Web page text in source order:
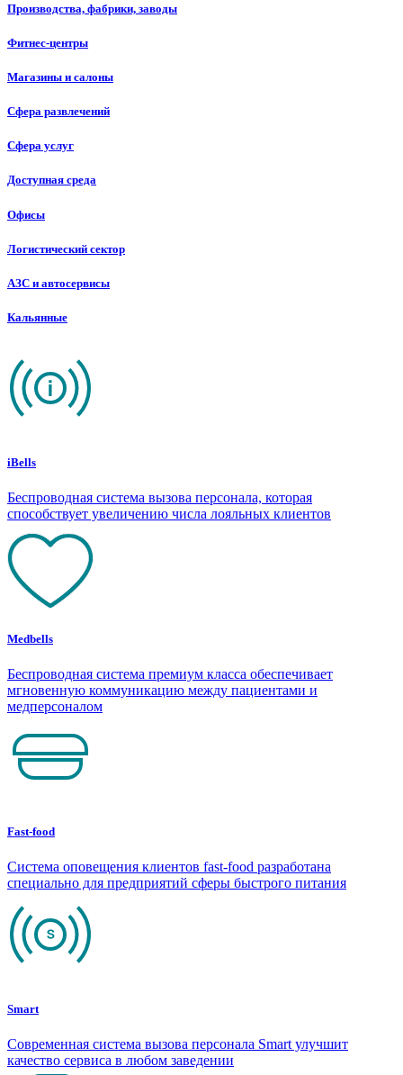
Производства, фабрики, заводы
Фитнес-центры
Магазины и салоны
Сфера развлечений
Сфера услуг
Доступная среда
Офисы
Логистический сектор
АЗС и автосервисы
Кальянные
iBells
Беспроводная система вызова персонала, которая
способствует увеличению числа лояльных клиентов
Medbells
Беспроводная система премиум класса обеспечивает
мгновенную коммуникацию между пациентами и
медперсоналом
Fast-food
Система оповещения клиентов fast-food разработана
специально для предприятий сферы быстрого питания
Smart
Современная система вызова персонала Smart улучшит
качество сервиса в любом заведении